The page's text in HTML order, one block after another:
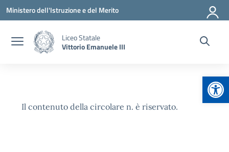
Vai ai contenuti
Vai al menu di navigazione
Vai al footer
Ministero dell'Istruzione e del Merito
Liceo Statale
Vittorio Emanuele III
Il contenuto della circolare n. è riservato.